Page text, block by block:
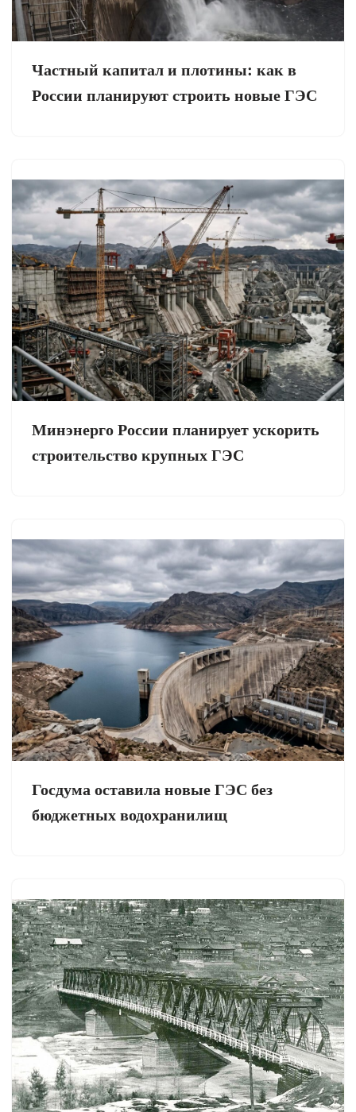
Частный капитал и плотины: как в
России планируют строить новые ГЭС
Минэнерго России планирует ускорить
строительство крупных ГЭС
Госдума оставила новые ГЭС без
бюджетных водохранилищ